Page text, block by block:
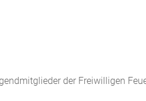
der Freiwilligen